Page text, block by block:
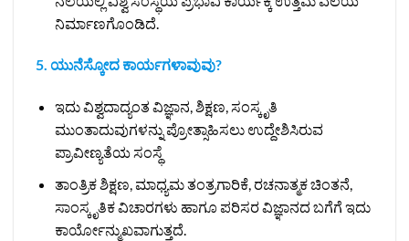
ನಿರ್ಮಾಣಗೊಂಡಿದೆ.
5. ಯುನೆಸ್ಕೋದ ಕಾರ್ಯಗಳಾವುವು?
ಇದು ವಿಶ್ವದಾದ್ಯಂತ ವಿಜ್ಞಾನ, ಶಿಕ್ಷಣ, ಸಂಸ್ಕೃತಿ
ಮುಂತಾದುವುಗಳನ್ನು ಪ್ರೋತ್ಸಾಹಿಸಲು ಉದ್ದೇಶಿಸಿರುವ
ಪ್ರಾವೀಣ್ಯತೆಯ ಸಂಸ್ಥೆ
ತಾಂತ್ರಿಕ ಶಿಕ್ಷಣ, ಮಾಧ್ಯಮ ತಂತ್ರಗಾರಿಕೆ, ರಚನಾತ್ಮಕ ಚಿಂತನೆ,
ಸಾಂಸ್ಕೃತಿಕ ವಿಚಾರಗಳು ಹಾಗೂ ಪರಿಸರ ವಿಜ್ಞಾನದ ಬಗೆಗೆ ಇದು
ಕಾರ್ಯೋನ್ಮುಖವಾಗುತ್ತದೆ.